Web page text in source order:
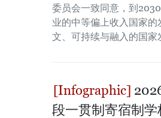
委员会一致同意，到
业的中等偏上收入国家
文、可持续与融入的国家
段一贯制寄宿制学